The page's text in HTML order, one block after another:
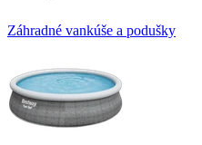
Záhradné vankúše a podušky